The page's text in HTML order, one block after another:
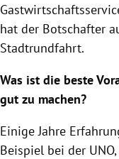
hat der Botschafter
Stadtrundfahrt.
Was ist die beste
gut zu machen?
Einige Jahre
Beispiel bei der